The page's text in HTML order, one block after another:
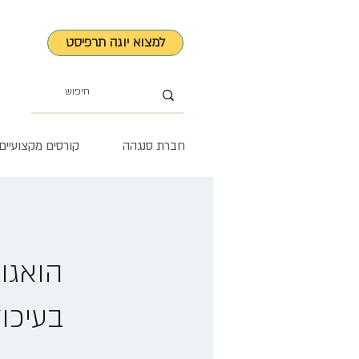
למצוא יוגה תרפיסט
חברת סנגהה קורסים מקצועיים